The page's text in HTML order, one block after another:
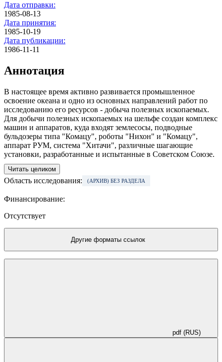
Дата отправки:
1985-08-13
Дата принятия:
1985-10-19
Дата публикации:
1986-11-11
Аннотация
В настоящее время активно развивается промышленное
освоение океана и одно из основных направлений работ по
исследованию его ресурсов - добыча полезных ископаемых.
Для добычи полезных ископаемых на шельфе создан комп­лекс
машин и аппаратов, куда входят землесосы, подводные
бульдозеры типа "Комацу", роботы "Нихон" и "Комацу",
аппарат РУМ, система "Хитачи", раз­личные шагающие
установки, разработанные и испытанные в Советском Союзе.
Читать целиком
Область исследования: (АРХИВ) БЕЗ РАЗДЕЛА
Финансирование:
Отсутствует
Другие форматы ссылок
pdf (RUS)